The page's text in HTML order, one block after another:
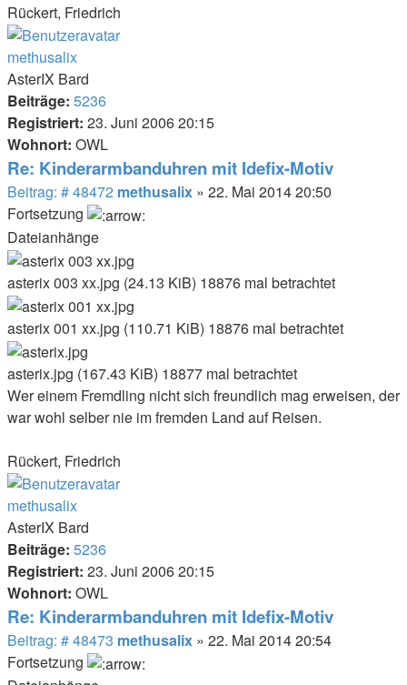
Rückert, Friedrich
Nach
oben
methusalix
AsterIX Bard
Beiträge: 5236
Registriert: 23. Juni 2006 20:15
Wohnort: OWL
Re: Kinderarmbanduhren mit Idefix-Motiv
Beitrag: # 48472 Beitrag
methusalix » 22. Mai 2014 20:50
Fortsetzung
Dateianhänge
asterix 003 xx.jpg (24.13 KiB) 18876 mal betrachtet
asterix 001 xx.jpg (110.71 KiB) 18876 mal betrachtet
asterix.jpg (167.43 KiB) 18877 mal betrachtet
Wer einem Fremdling nicht sich freundlich mag erweisen, der
war wohl selber nie im fremden Land auf Reisen.
Rückert, Friedrich
Nach
oben
methusalix
AsterIX Bard
Beiträge: 5236
Registriert: 23. Juni 2006 20:15
Wohnort: OWL
Re: Kinderarmbanduhren mit Idefix-Motiv
Beitrag: # 48473 Beitrag
methusalix » 22. Mai 2014 20:54
Fortsetzung